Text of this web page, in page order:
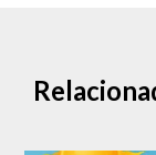
en este